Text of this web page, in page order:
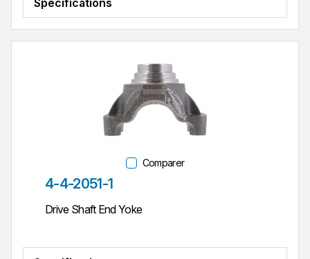
Specifications
Comparer
Réf. pièce
4-4-2051-1
Drive Shaft End Yoke